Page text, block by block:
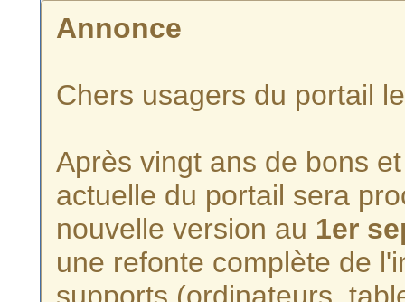
Annonce
Chers usagers du portail
Après vingt ans de bons
actuelle du portail sera
nouvelle version au 1er
une refonte complète de